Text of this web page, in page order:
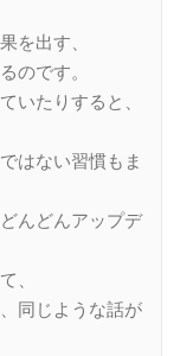
を出す、
のです。
いたりすると、
はない習慣もま
んどんアップデ
、
同じような話が